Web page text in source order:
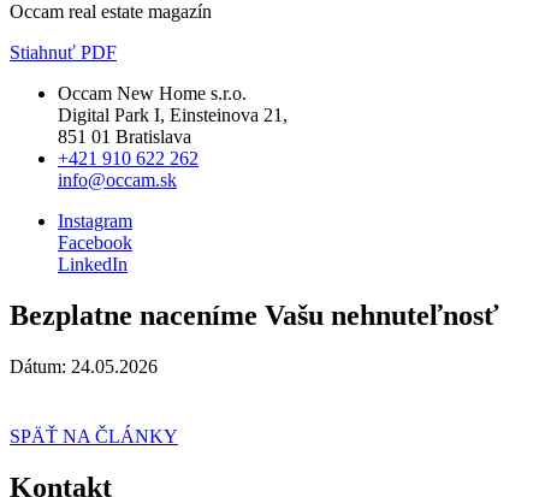
Occam real estate magazín
Stiahnuť PDF
Occam New Home s.r.o.
Digital Park I, Einsteinova 21,
851 01 Bratislava
+421 910 622 262
info@occam.sk
Instagram
Facebook
LinkedIn
Bezplatne naceníme Vašu nehnuteľnosť
Dátum: 24.05.2026
SPÄŤ NA ČLÁNKY
Kontakt